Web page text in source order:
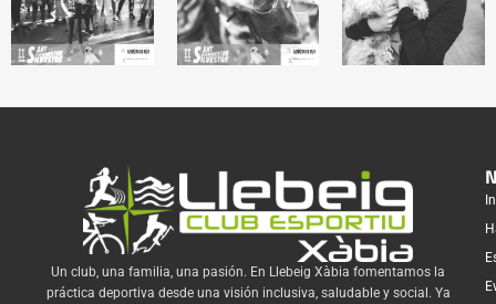
Un club, una familia, una pasión. En Llebeig Xàbia fomentamos la
práctica deportiva desde una visión inclusiva, saludable y social. Ya